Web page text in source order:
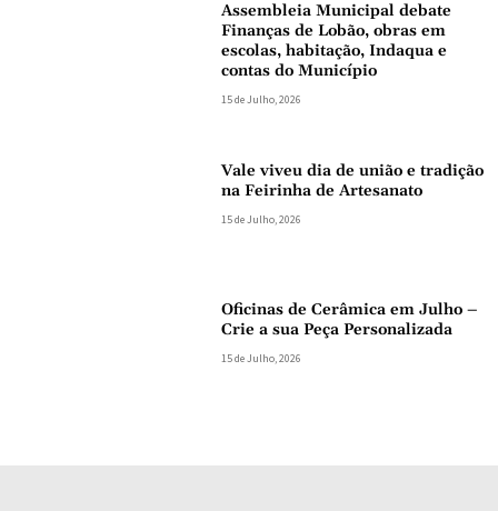
Assembleia Municipal debate
Finanças de Lobão, obras em
escolas, habitação, Indaqua e
contas do Município
15 de Julho, 2026
Vale viveu dia de união e tradição
na Feirinha de Artesanato
15 de Julho, 2026
Oficinas de Cerâmica em Julho –
Crie a sua Peça Personalizada
15 de Julho, 2026